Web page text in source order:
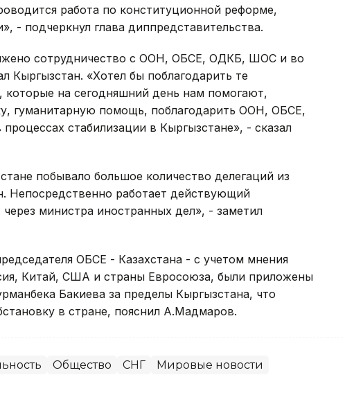
работа по конституционной реформе,
- подчеркнул глава диппредставительства.
сотрудничество с ООН, ОБСЕ, ОДКБ, ШОС и во
Кыргызстан. «Хотел бы поблагодарить те
которые на сегодняшний день нам помогают,
гуманитарную помощь, поблагодарить ООН, ОБСЕ,
стабилизации в Кыргызстане», - сказал
побывало большое количество делегаций из
Непосредственно работает действующий
министра иностранных дел», - заметил
ОБСЕ - Казахстана - с учетом мнения
Китай, США и страны Евросоюза, были приложены
Бакиева за пределы Кыргызстана, что
в стране, пояснил А.Мадмаров.
Общество СНГ
Мировые новости